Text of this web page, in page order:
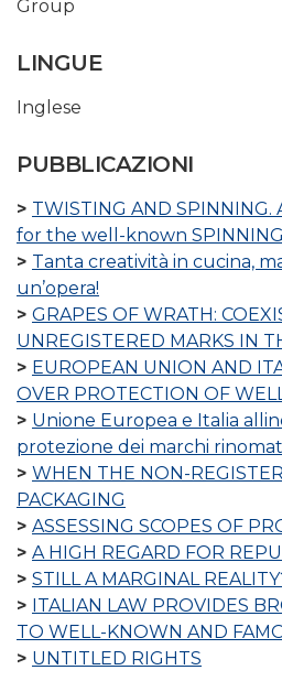
Group
LINGUE
Inglese
PUBBLICAZIONI
TWISTING AND
for the well-known
Tanta creatività in cucina,
un’opera!
GRAPES OF WRATH:
UNREGISTERED MARKS IN
EUROPEAN UNION AND
OVER PROTECTION OF
Unione Europea e Italia
protezione dei marchi
WHEN THE NON-
PACKAGING
ASSESSING SCOPES OF
A HIGH REGARD FOR
STILL A MARGINAL
ITALIAN LAW PROVIDES
TO WELL-KNOWN AND
UNTITLED RIGHTS